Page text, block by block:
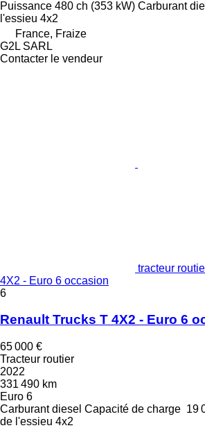
Puissance 480 ch (353 kW) Carburant
l'essieu 4x2
France, Fraize
G2L SARL
Contacter le vendeur
tracteur
4X2 - Euro 6 occasion
6
Renault Trucks T 4X2 - Euro 6
65 000 €
Tracteur routier
2022
331 490 km
Euro 6
Carburant diesel Capacité de charge 19
de l'essieu 4x2